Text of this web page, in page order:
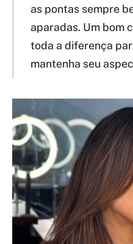
as pontas sempre
aparadas. Um bom
toda a diferença
mantenha seu